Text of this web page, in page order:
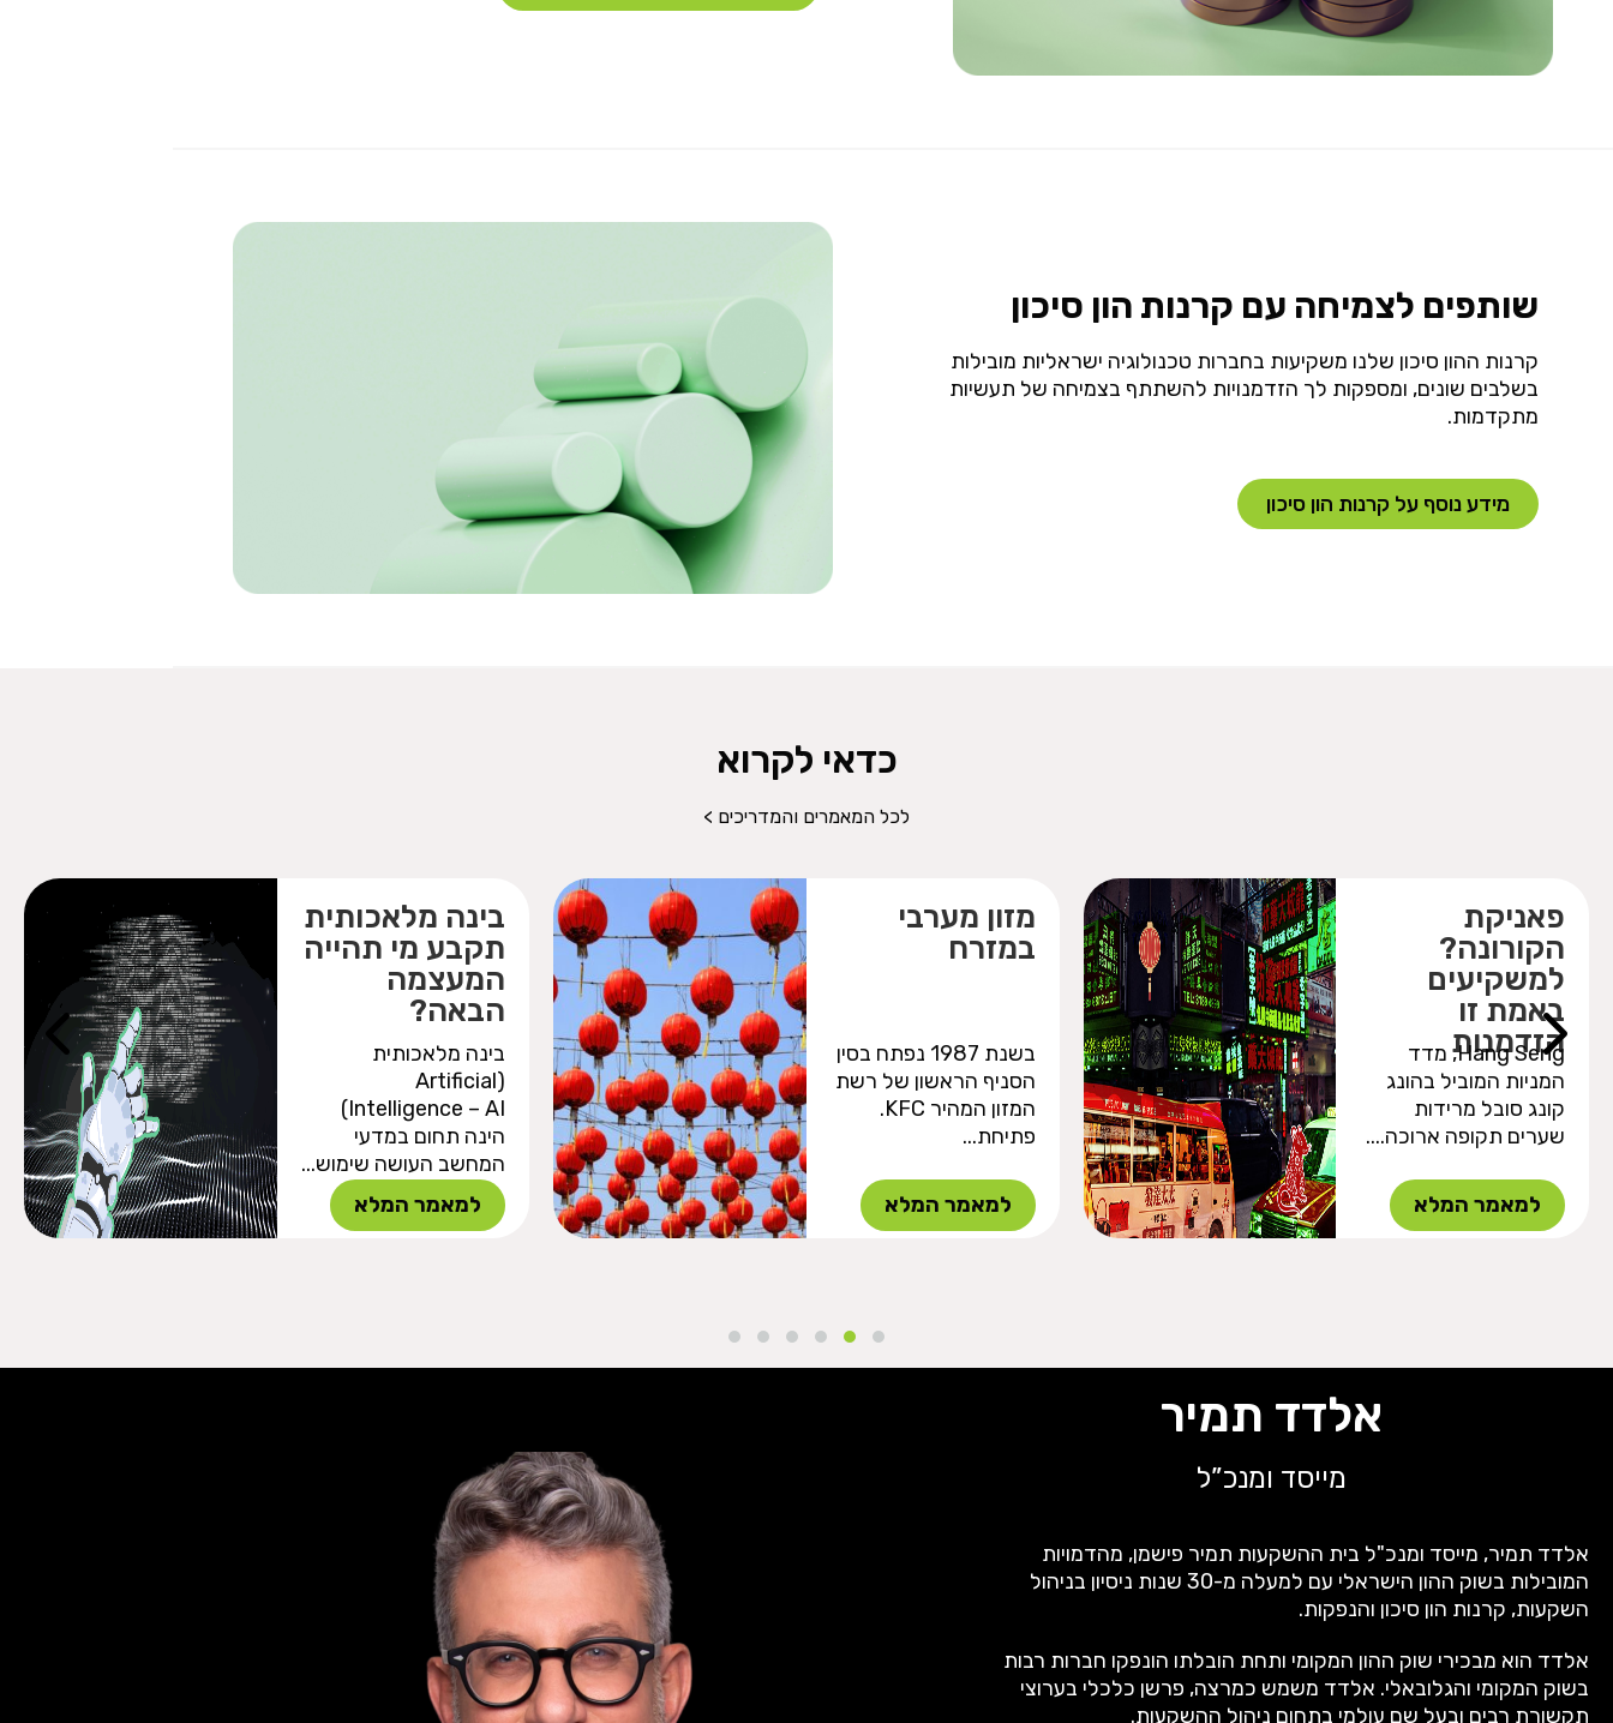
שותפים לצמיחה עם קרנות הון סיכון
קרנות ההון סיכון שלנו משקיעות בחברות טכנולוגיה ישראליות מובילות
בשלבים שונים, ומספקות לך הזדמנויות להשתתף בצמיחה של תעשיות
מתקדמות.
מידע נוסף על קרנות הון סיכון
כדאי לקרוא
לכל המאמרים והמדריכים >
פאניקת
הקורונה?
למשקיעים
באמת זו
הזדמנותHang Seng, מדד
המניות המוביל בהונג
קונג סובל מרידות
שערים תקופה ארוכה....
למאמר המלא
מזון מערבי
במזרח
בשנת 1987 נפתח בסין
הסניף הראשון של רשת
המזון המהיר KFC.
פתיחת...
למאמר המלא
בינה מלאכותית
תקבע מי תהייה
המעצמה
הבאה?
בינה מלאכותית
(Artificial
Intelligence – AI)
הינה תחום במדעי
המחשב העושה שימוש...
למאמר המלא
אלדד תמיר
מייסד ומנכ”ל
אלדד תמיר, מייסד ומנכ"ל בית ההשקעות תמיר פישמן, מהדמויות
המובילות בשוק ההון הישראלי עם למעלה מ-30 שנות ניסיון בניהול
השקעות, קרנות הון סיכון והנפקות.
אלדד הוא מבכירי שוק ההון המקומי ותחת הובלתו הונפקו חברות רבות
בשוק המקומי והגלובאלי. אלדד משמש כמרצה, פרשן כלכלי בערוצי
תקשורת רבים ובעל שם עולמי בתחום ניהול ההשקעות.